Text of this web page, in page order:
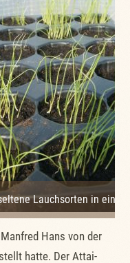
Lauchsorten in einer
Hans von der
hatte. Der Attai-